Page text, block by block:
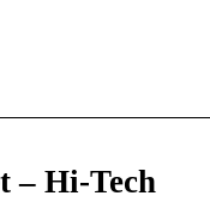
– Hi-Tech